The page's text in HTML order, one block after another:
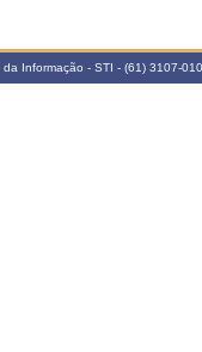
Informação - STI - (61) 3107-